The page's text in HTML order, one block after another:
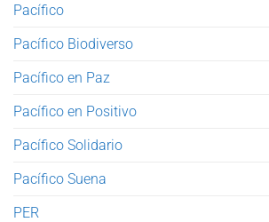
Pacífico
Pacífico Biodiverso
Pacífico en Paz
Pacífico en Positivo
Pacífico Solidario
Pacífico Suena
PER